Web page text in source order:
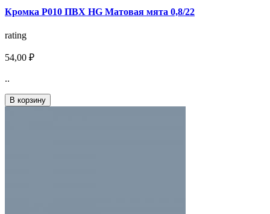
Кромка P010 ПВХ HG Матовая мята 0,8/22
rating
54,00 ₽
..
В корзину